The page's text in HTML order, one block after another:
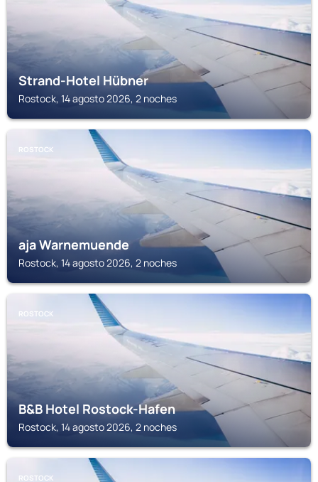
Strand-Hotel Hübner
Rostock, 14 agosto 2026, 2 noches
ROSTOCK
aja Warnemuende
Rostock, 14 agosto 2026, 2 noches
ROSTOCK
B&B Hotel Rostock-Hafen
Rostock, 14 agosto 2026, 2 noches
ROSTOCK